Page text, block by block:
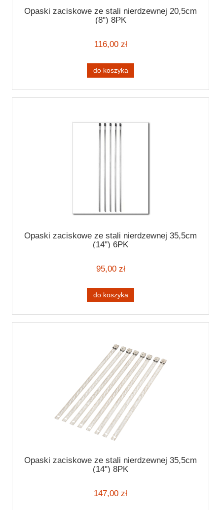
Opaski zaciskowe ze stali nierdzewnej 20,5cm
(8") 8PK
116,00 zł
do koszyka
Opaski zaciskowe ze stali nierdzewnej 35,5cm
(14") 6PK
95,00 zł
do koszyka
Opaski zaciskowe ze stali nierdzewnej 35,5cm
(14") 8PK
147,00 zł